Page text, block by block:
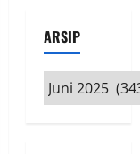
ARSIP
Arsip